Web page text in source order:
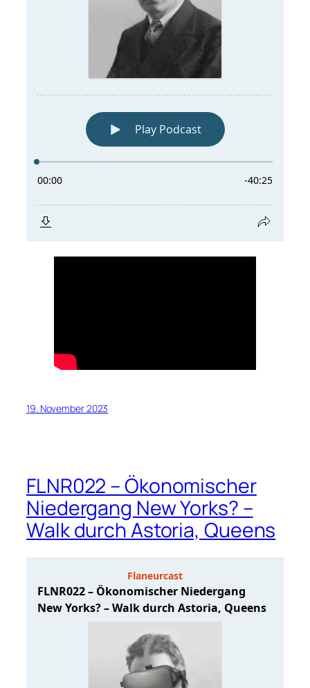
19. November 2023
FLNR022 – Ökonomischer
Niedergang New Yorks? –
Walk durch Astoria, Queens